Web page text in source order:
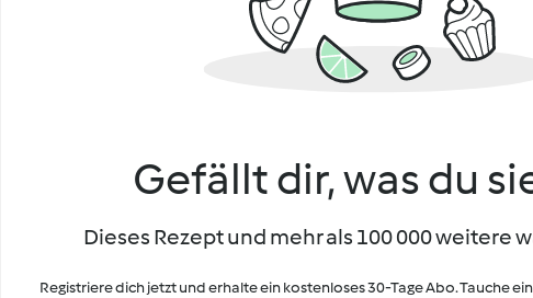
Gefällt dir, was du
Dieses Rezept und mehr als 100 000 weitere
Registriere dich jetzt und erhalte ein kostenloses 30-Tage Abo. Tauche